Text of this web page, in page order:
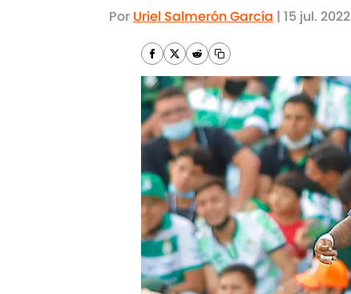
Por Uriel Salmerón García | 15 jul. 2022